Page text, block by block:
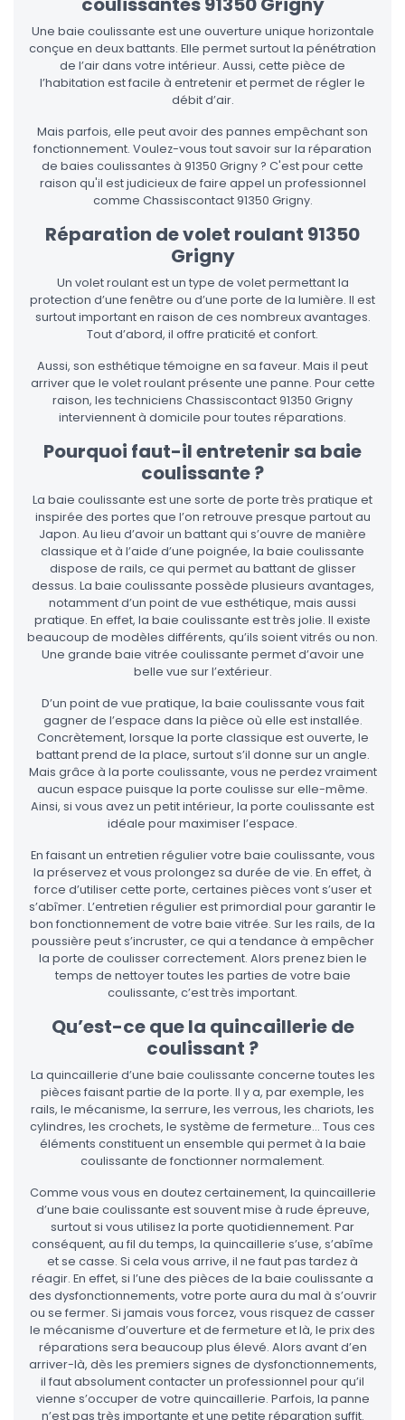
Une baie coulissante est une ouverture unique horizontale
conçue en deux battants. Elle permet surtout la pénétration
de l’air dans votre intérieur. Aussi, cette pièce de
l’habitation est facile à entretenir et permet de régler le
débit d’air.
Mais parfois, elle peut avoir des pannes empêchant son
fonctionnement. Voulez-vous tout savoir sur la réparation
de baies coulissantes à 91350 Grigny ? C'est pour cette
raison qu'il est judicieux de faire appel un professionnel
comme Chassiscontact 91350 Grigny.
Réparation de volet roulant 91350
Grigny
Un volet roulant est un type de volet permettant la
protection d’une fenêtre ou d’une porte de la lumière. Il est
surtout important en raison de ces nombreux avantages.
Tout d’abord, il offre praticité et confort.
Aussi, son esthétique témoigne en sa faveur. Mais il peut
arriver que le volet roulant présente une panne. Pour cette
raison, les techniciens Chassiscontact 91350 Grigny
interviennent à domicile pour toutes réparations.
Pourquoi faut-il entretenir sa baie
coulissante ?
La baie coulissante est une sorte de porte très pratique et
inspirée des portes que l’on retrouve presque partout au
Japon. Au lieu d’avoir un battant qui s’ouvre de manière
classique et à l’aide d’une poignée, la baie coulissante
dispose de rails, ce qui permet au battant de glisser
dessus. La baie coulissante possède plusieurs avantages,
notamment d’un point de vue esthétique, mais aussi
pratique. En effet, la baie coulissante est très jolie. Il existe
beaucoup de modèles différents, qu’ils soient vitrés ou non.
Une grande baie vitrée coulissante permet d’avoir une
belle vue sur l’extérieur.
D’un point de vue pratique, la baie coulissante vous fait
gagner de l’espace dans la pièce où elle est installée.
Concrètement, lorsque la porte classique est ouverte, le
battant prend de la place, surtout s’il donne sur un angle.
Mais grâce à la porte coulissante, vous ne perdez vraiment
aucun espace puisque la porte coulisse sur elle-même.
Ainsi, si vous avez un petit intérieur, la porte coulissante est
idéale pour maximiser l’espace.
En faisant un entretien régulier votre baie coulissante, vous
la préservez et vous prolongez sa durée de vie. En effet, à
force d’utiliser cette porte, certaines pièces vont s’user et
s’abîmer. L’entretien régulier est primordial pour garantir le
bon fonctionnement de votre baie vitrée. Sur les rails, de la
poussière peut s’incruster, ce qui a tendance à empêcher
la porte de coulisser correctement. Alors prenez bien le
temps de nettoyer toutes les parties de votre baie
coulissante, c’est très important.
Qu’est-ce que la quincaillerie de
coulissant ?
La quincaillerie d’une baie coulissante concerne toutes les
pièces faisant partie de la porte. Il y a, par exemple, les
rails, le mécanisme, la serrure, les verrous, les chariots, les
cylindres, les crochets, le système de fermeture… Tous ces
éléments constituent un ensemble qui permet à la baie
coulissante de fonctionner normalement.
Comme vous vous en doutez certainement, la quincaillerie
d’une baie coulissante est souvent mise à rude épreuve,
surtout si vous utilisez la porte quotidiennement. Par
conséquent, au fil du temps, la quincaillerie s’use, s’abîme
et se casse. Si cela vous arrive, il ne faut pas tardez à
réagir. En effet, si l’une des pièces de la baie coulissante a
des dysfonctionnements, votre porte aura du mal à s’ouvrir
ou se fermer. Si jamais vous forcez, vous risquez de casser
le mécanisme d’ouverture et de fermeture et là, le prix des
réparations sera beaucoup plus élevé. Alors avant d’en
arriver-là, dès les premiers signes de dysfonctionnements,
il faut absolument contacter un professionnel pour qu’il
vienne s’occuper de votre quincaillerie. Parfois, la panne
n’est pas très importante et une petite réparation suffit.